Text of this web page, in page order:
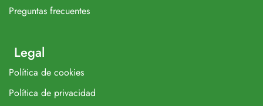
Preguntas frecuentes
Legal
Política de cookies
Política de privacidad